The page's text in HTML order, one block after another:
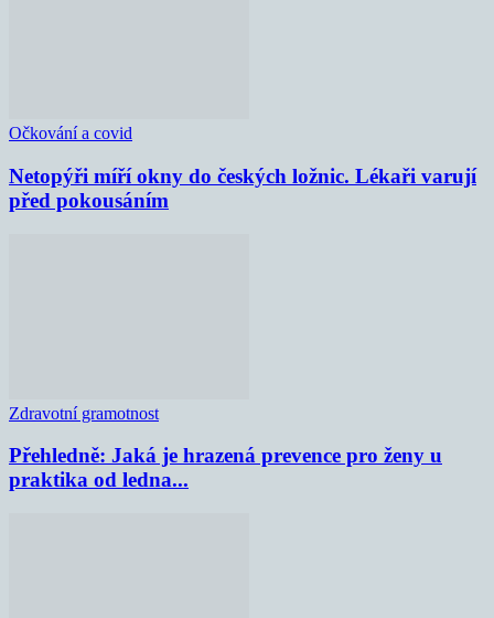
Očkování a covid
Netopýři míří okny do českých ložnic. Lékaři varují
před pokousáním
Zdravotní gramotnost
Přehledně: Jaká je hrazená prevence pro ženy u
praktika od ledna...